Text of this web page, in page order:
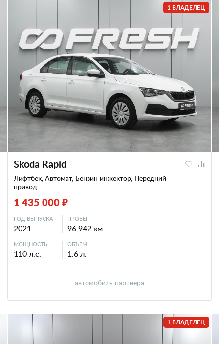
1 ВЛАДЕЛЕЦ
Skoda Rapid
Лифтбек, Автомат, Бензин инжектор, Передний
привод
1 435 000 ₽
ГОД ВЫПУСКА
2021
ПРОБЕГ
96 942 км
МОЩНОСТЬ
110 л.с.
ОБЪЕМ
1.6 л.
автомобиль партнера
1 ВЛАДЕЛЕЦ